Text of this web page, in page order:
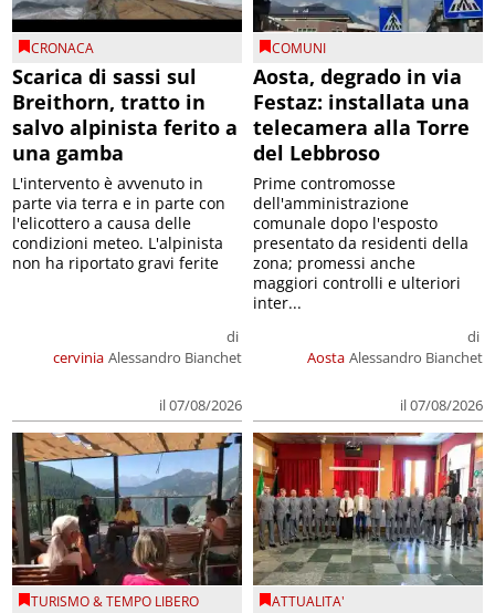
CRONACA
Scarica di sassi sul
Breithorn, tratto in
salvo alpinista ferito a
una gamba
cervinia
di
Alessandro Bianchet
il 07/08/2026
L'intervento è avvenuto in
parte via terra e in parte con
l'elicottero a causa delle
condizioni meteo. L'alpinista
non ha riportato gravi ferite
COMUNI
Aosta, degrado in via
Festaz: installata una
telecamera alla Torre
del Lebbroso
Aosta
di
Alessandro Bianchet
il 07/08/2026
Prime contromosse
dell'amministrazione
comunale dopo l'esposto
presentato da residenti della
zona; promessi anche
maggiori controlli e ulteriori
inter...
TURISMO & TEMPO LIBERO ATTUALITA'